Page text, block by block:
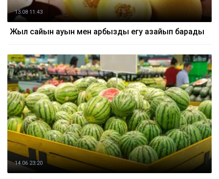
13.08 11:43
Жыл сайын қауын мен қарбызды егу азайып барады
14.06 23:20